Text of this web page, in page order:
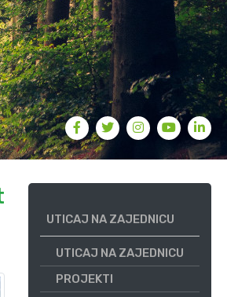
UTICAJ NA ZAJEDNICU
UTICAJ NA ZAJEDNICU
PROJEKTI